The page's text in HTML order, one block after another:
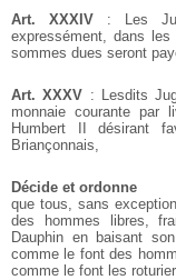
Art. XXXIV : Les
expressément, dans
sommes dues seront
Art. XXXV : Lesdits
monnaie courante par
Humbert II désirant
Briançonnais,
Décide et ordonne
que tous, sans
des hommes libres,
Dauphin en baisant
comme le font des
comme le font les